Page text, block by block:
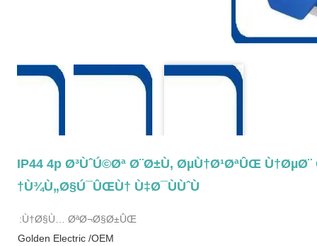
IP44 4p Ø³ÙˆÚ©Øª Ø¨Ø±Ù‚ ØµÙ†Ø¹ØªÛŒ
Ù¾Ù„Ø§Ú¯ÛŒÙ† Ù‡Ø¯ÙÙˆÙ†
Ù†Ø§Ù… ØªØ¬Ø§Ø±ÛŒ:
Golden Electric /OEM